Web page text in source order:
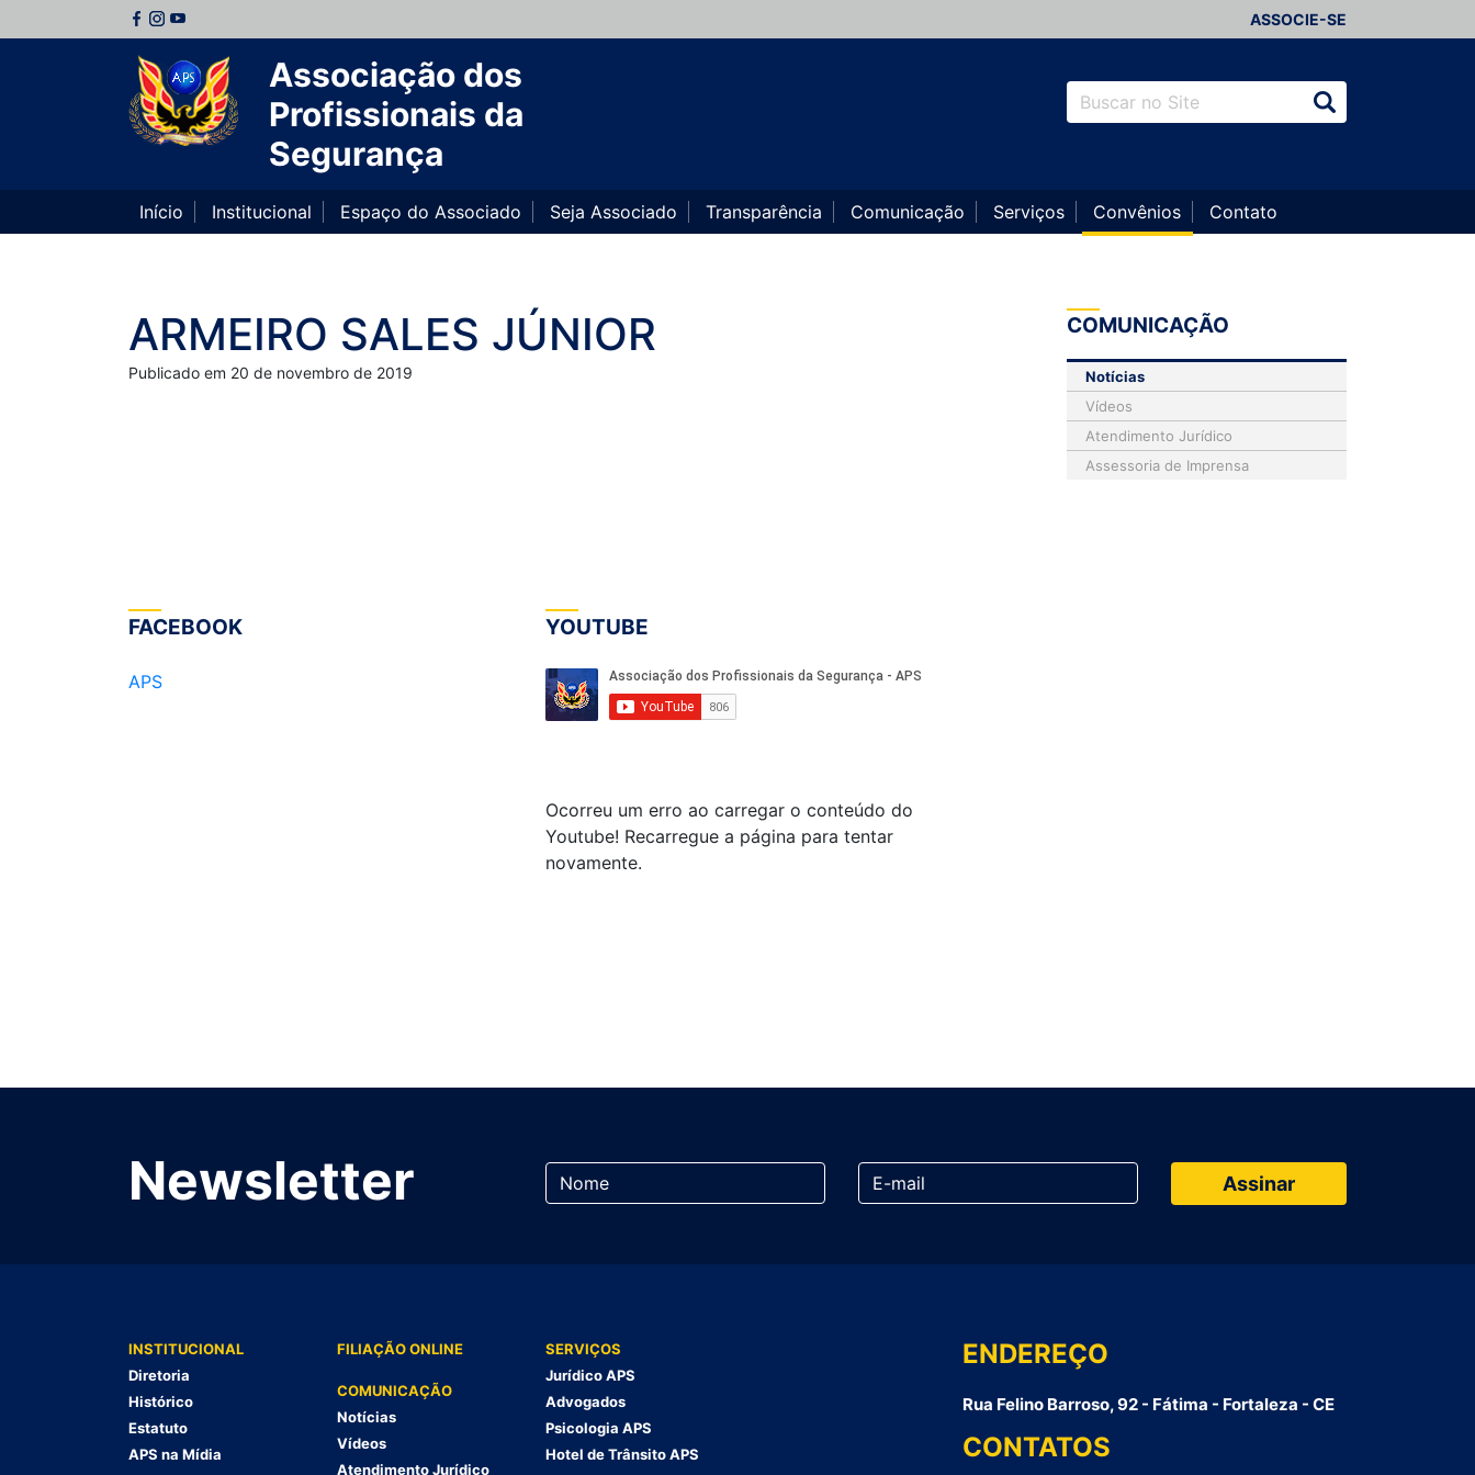
ASSOCIE-SE
Associação dos
Profissionais da
Segurança
Início Institucional Espaço do Associado Seja Associado Transparência Comunicação Serviços Convênios Contato
ARMEIRO SALES JÚNIOR
Publicado em 20 de novembro de 2019
COMUNICAÇÃO
Notícias
Vídeos
Atendimento Jurídico
Assessoria de Imprensa
FACEBOOK
APS
YOUTUBE
Ocorreu um erro ao carregar o conteúdo do
Youtube! Recarregue a página para tentar
novamente.
Newsletter
INSTITUCIONAL
Diretoria
Histórico
Estatuto
APS na Mídia
FILIAÇÃO ONLINE
COMUNICAÇÃO
Notícias
Vídeos
Atendimento Jurídico
SERVIÇOS
Jurídico APS
Advogados
Psicologia APS
Hotel de Trânsito APS
ENDEREÇO
Rua Felino Barroso, 92 - Fátima - Fortaleza - CE
CONTATOS